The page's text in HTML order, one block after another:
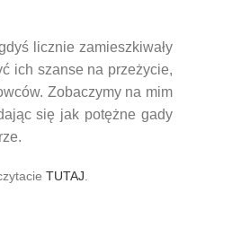
licznie zamieszkiwały
ich szanse na przeżycie,
Zobaczymy na mim
się jak potężne gady
TUTAJ